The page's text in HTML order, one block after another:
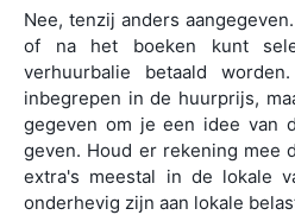
Nee, tenzij anders
of na het boeken kunt
verhuurbalie betaald
inbegrepen in de huurprijs,
gegeven om je een idee van
geven. Houd er rekening mee
extra's meestal in de lokale
onderhevig zijn aan lokale